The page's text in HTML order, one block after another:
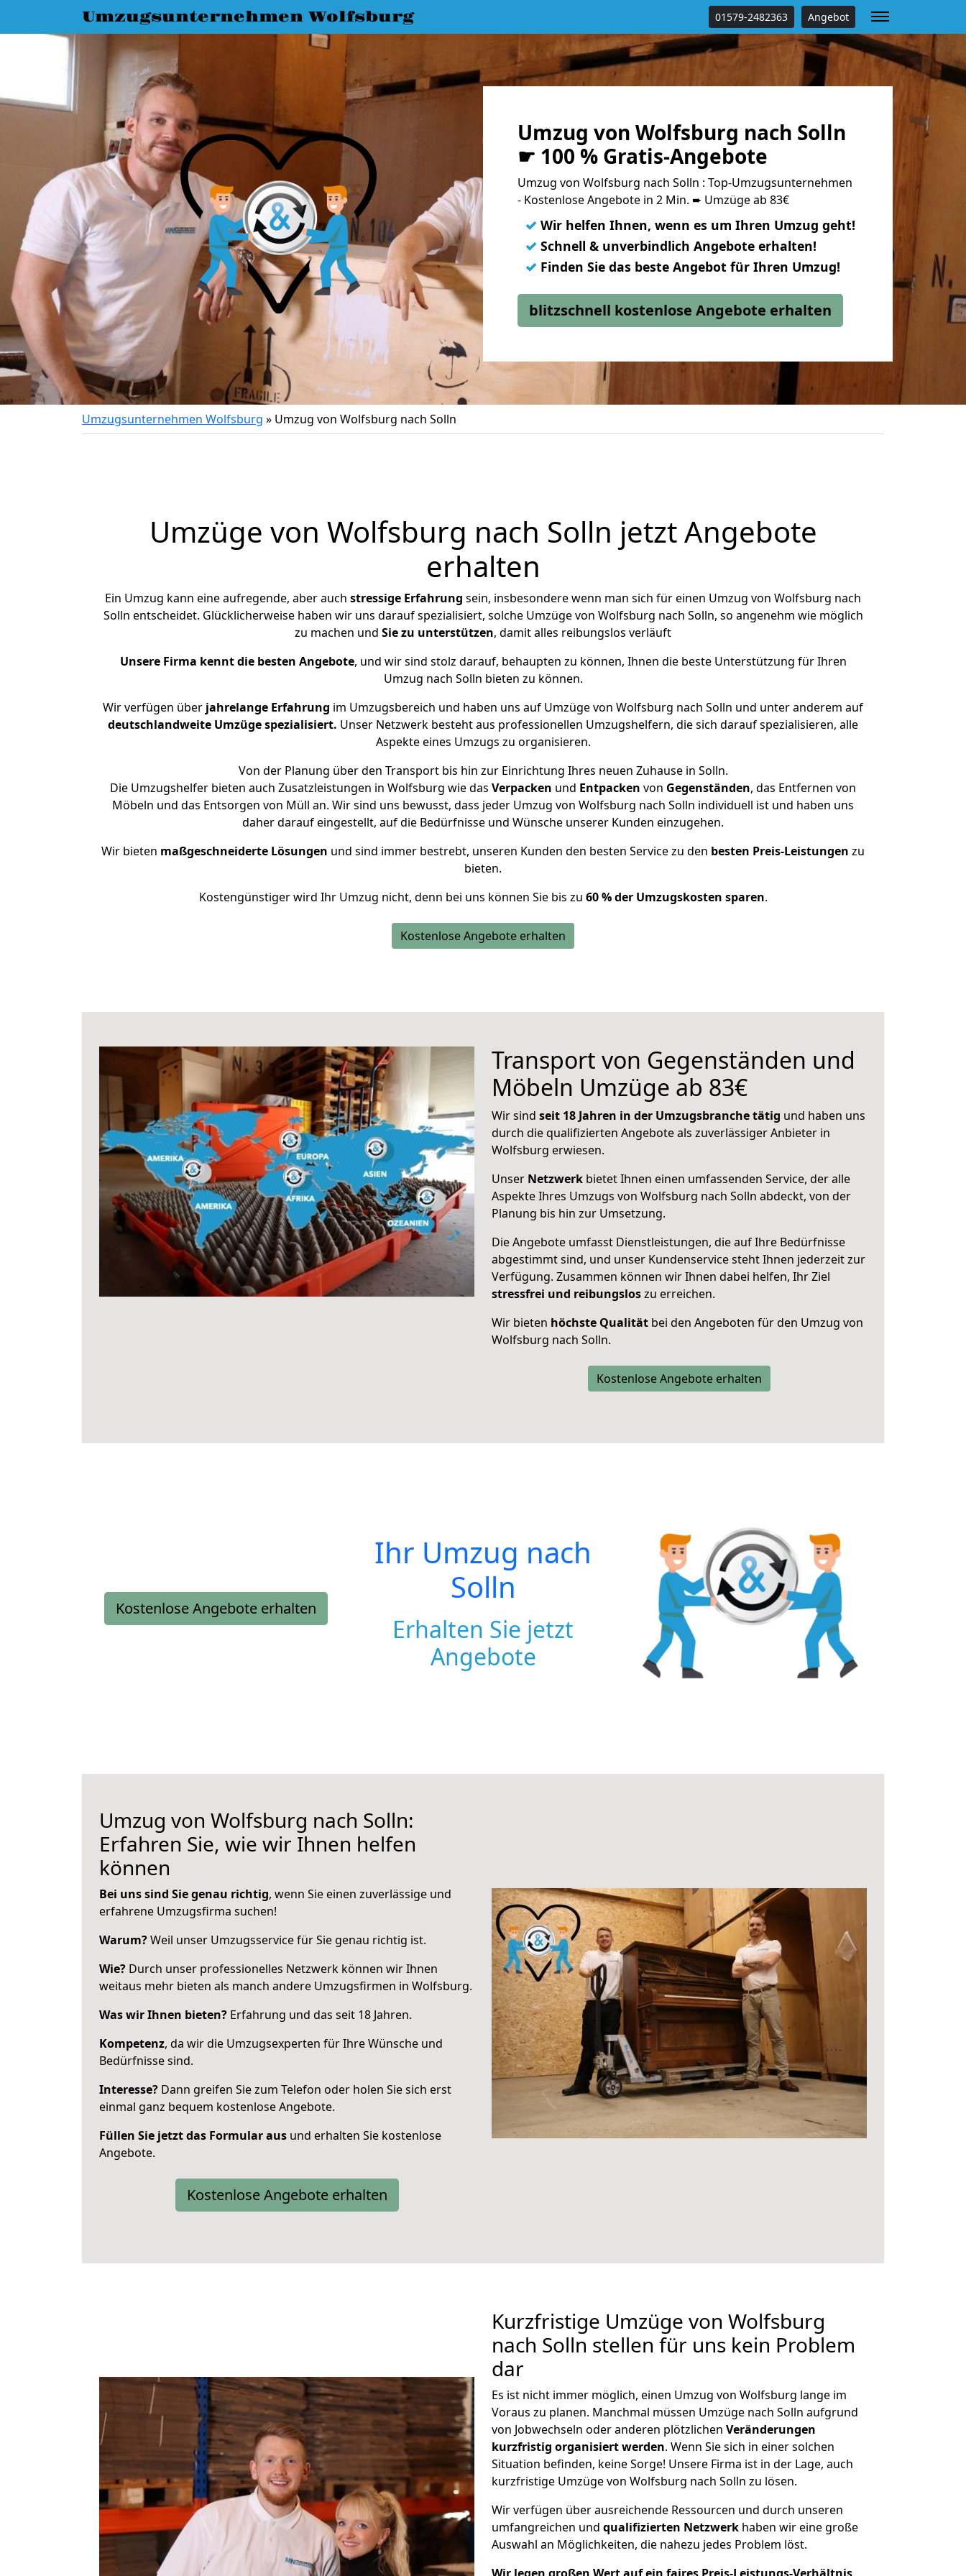
Umzugsunternehmen Wolfsburg 01579-2482363 Angebot
Umzug von Wolfsburg nach Solln
☛ 100 % Gratis-Angebote
Umzug von Wolfsburg nach Solln : Top-Umzugsunternehmen
- Kostenlose Angebote in 2 Min. ➨ Umzüge ab 83€
✓ Wir helfen Ihnen, wenn es um Ihren Umzug geht!
✓ Schnell & unverbindlich Angebote erhalten!
✓ Finden Sie das beste Angebot für Ihren Umzug!
blitzschnell kostenlose Angebote erhalten
Umzugsunternehmen Wolfsburg » Umzug von Wolfsburg nach Solln
Umzüge von Wolfsburg nach Solln jetzt Angebote
erhalten
Ein Umzug kann eine aufregende, aber auch stressige Erfahrung sein, insbesondere wenn man sich für einen Umzug von Wolfsburg nach
Solln entscheidet. Glücklicherweise haben wir uns darauf spezialisiert, solche Umzüge von Wolfsburg nach Solln, so angenehm wie möglich
zu machen und Sie zu unterstützen, damit alles reibungslos verläuft
Unsere Firma kennt die besten Angebote, und wir sind stolz darauf, behaupten zu können, Ihnen die beste Unterstützung für Ihren
Umzug nach Solln bieten zu können.
Wir verfügen über jahrelange Erfahrung im Umzugsbereich und haben uns auf Umzüge von Wolfsburg nach Solln und unter anderem auf
deutschlandweite Umzüge spezialisiert. Unser Netzwerk besteht aus professionellen Umzugshelfern, die sich darauf spezialisieren, alle
Aspekte eines Umzugs zu organisieren.
Von der Planung über den Transport bis hin zur Einrichtung Ihres neuen Zuhause in Solln.
Die Umzugshelfer bieten auch Zusatzleistungen in Wolfsburg wie das Verpacken und Entpacken von Gegenständen, das Entfernen von
Möbeln und das Entsorgen von Müll an. Wir sind uns bewusst, dass jeder Umzug von Wolfsburg nach Solln individuell ist und haben uns
daher darauf eingestellt, auf die Bedürfnisse und Wünsche unserer Kunden einzugehen.
Wir bieten maßgeschneiderte Lösungen und sind immer bestrebt, unseren Kunden den besten Service zu den besten Preis-Leistungen zu
bieten.
Kostengünstiger wird Ihr Umzug nicht, denn bei uns können Sie bis zu 60 % der Umzugskosten sparen.
Kostenlose Angebote erhalten
Transport von Gegenständen und
Möbeln Umzüge ab 83€
Wir sind seit 18 Jahren in der Umzugsbranche tätig und haben uns
durch die qualifizierten Angebote als zuverlässiger Anbieter in
Wolfsburg erwiesen.
Unser Netzwerk bietet Ihnen einen umfassenden Service, der alle
Aspekte Ihres Umzugs von Wolfsburg nach Solln abdeckt, von der
Planung bis hin zur Umsetzung.
Die Angebote umfasst Dienstleistungen, die auf Ihre Bedürfnisse
abgestimmt sind, und unser Kundenservice steht Ihnen jederzeit zur
Verfügung. Zusammen können wir Ihnen dabei helfen, Ihr Ziel
stressfrei und reibungsloszu erreichen.
Wir bieten höchste Qualität bei den Angeboten für den Umzug von
Wolfsburg nach Solln.
Kostenlose Angebote erhalten
Kostenlose Angebote erhalten
Ihr Umzug nach
Solln
Erhalten Sie jetzt
Angebote
Umzug von Wolfsburg nach Solln:
Erfahren Sie, wie wir Ihnen helfen
können
Bei uns sind Sie genau richtig, wenn Sie einen zuverlässige und
erfahrene Umzugsfirma suchen!
Warum?Weil unser Umzugsservice für Sie genau richtig ist.
Wie? Durch unser professionelles Netzwerk können wir Ihnen
weitaus mehr bieten als manch andere Umzugsfirmen in Wolfsburg.
Was wir Ihnen bieten? Erfahrung und das seit 18 Jahren.
Kompetenz, da wir die Umzugsexperten für Ihre Wünsche und
Bedürfnisse sind.
Interesse? Dann greifen Sie zum Telefon oder holen Sie sich erst
einmal ganz bequem kostenlose Angebote.
Füllen Sie jetzt das Formular aus und erhalten Sie kostenlose
Angebote.
Kostenlose Angebote erhalten
Kurzfristige Umzüge von Wolfsburg
nach Solln stellen für uns kein Problem
dar
Es ist nicht immer möglich, einen Umzug von Wolfsburg lange im
Voraus zu planen. Manchmal müssen Umzüge nach Solln aufgrund
von Jobwechseln oder anderen plötzlichen Veränderungen
kurzfristig organisiert werden. Wenn Sie sich in einer solchen
Situation befinden, keine Sorge! Unsere Firma ist in der Lage, auch
kurzfristige Umzüge von Wolfsburg nach Solln zu lösen.
Wir verfügen über ausreichende Ressourcen und durch unseren
umfangreichen und qualifizierten Netzwerk haben wir eine große
Auswahl an Möglichkeiten, die nahezu jedes Problem löst.